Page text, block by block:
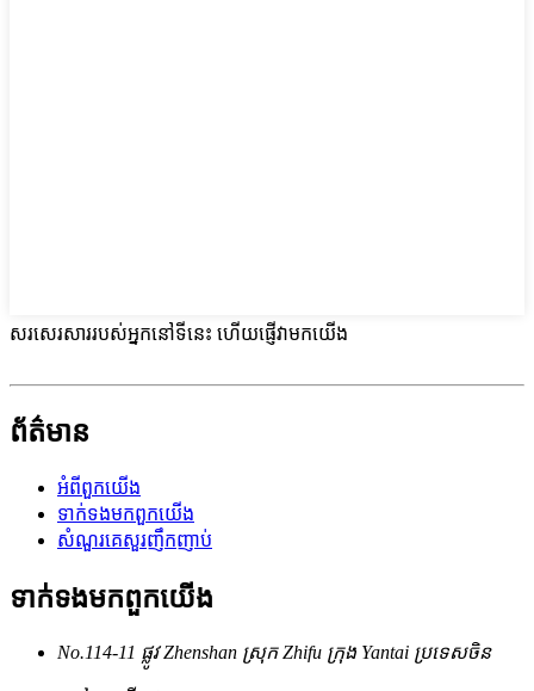
សរសេរសាររបស់អ្នកនៅទីនេះ ហើយផ្ញើវាមកយើង
ព័ត៌មាន
អំពី​ពួក​យើង
ទាក់ទង​មក​ពួក​យើង
សំណួរគេសួរញឹកញាប់
ទាក់ទង​មក​ពួក​យើង
No.114-11 ផ្លូវ Zhenshan ស្រុក Zhifu ក្រុង Yantai ប្រទេសចិន